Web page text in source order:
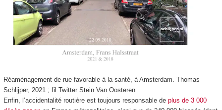
Réaménagement de rue favorable à la santé, à Amsterdam. Thomas
Schlijper, 2021 ; fil Twitter Stein Van Oosteren
Enfin, l’accidentalité routière est toujours responsable de plus de 3 000